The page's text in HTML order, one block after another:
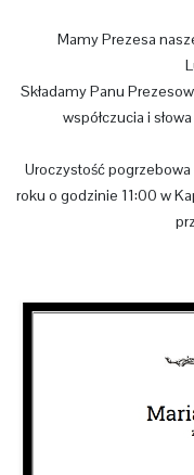
Mamy Prezesa
Składamy Panu
współczucia i
Uroczystość
roku o godzinie 11:00 w